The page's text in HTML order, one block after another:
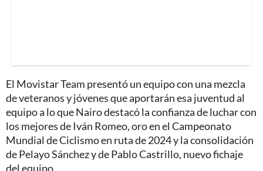
El Movistar Team presentó un equipo con una mezcla
de veteranos y jóvenes que aportarán esa juventud al
equipo a lo que Nairo destacó la confianza de luchar con
los mejores de Iván Romeo, oro en el Campeonato
Mundial de Ciclismo en ruta de 2024 y la consolidación
de Pelayo Sánchez y de Pablo Castrillo, nuevo fichaje
del equipo.